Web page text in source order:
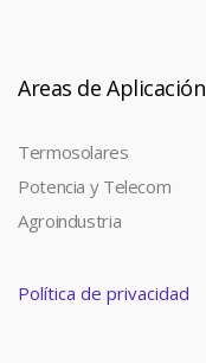
Areas de Aplicación
Termosolares
Potencia y Telecom
Agroindustria
Política de privacidad